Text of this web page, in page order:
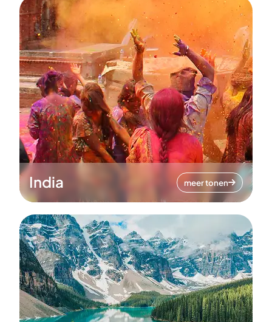
India meer tonen